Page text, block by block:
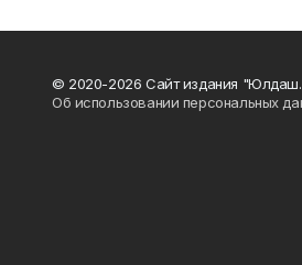
© 2020-2026 Сайт издания
Об использовании персональных